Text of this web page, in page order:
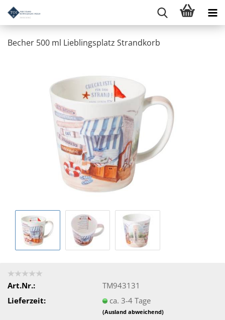
Becher 500 ml Lieblingsplatz Strandkorb
Art.Nr.:
TM943131
Lieferzeit:
ca. 3-4 Tage
(Ausland abweichend)